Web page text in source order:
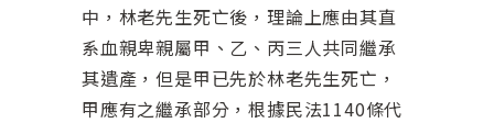
中，林老先生死亡後，理論上應由其直
系血親卑親屬甲、乙、丙三人共同繼承
其遺產，但是甲已先於林老先生死亡，
甲應有之繼承部分，根據民法1140條代